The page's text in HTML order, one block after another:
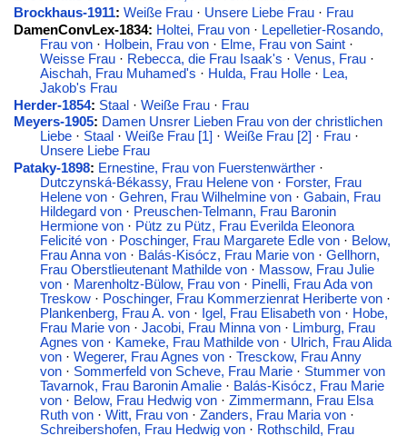
Brockhaus-1911: Weiße Frau· Unsere Liebe Frau· Frau
DamenConvLex-1834: Holtei, Frau von· Lepelletier-Rosando,
Frau von· Holbein, Frau von· Elme, Frau von Saint·
Weisse Frau· Rebecca, die Frau Isaak's · Venus, Frau·
Aischah, Frau Muhamed's · Hulda, Frau Holle· Lea,
Jakob's Frau
Herder-1854: Staal· Weiße Frau· Frau
Meyers-1905: Damen Unsrer Lieben Frau von der christlichen
Liebe· Staal · Weiße Frau [1] · Weiße Frau [2] · Frau·
Unsere Liebe Frau
Pataky-1898: Ernestine, Frau von Fuerstenwärther·
Dutczynská-Békassy, Frau Helene von· Forster, Frau
Helene von· Gehren, Frau Wilhelmine von· Gabain, Frau
Hildegard von· Preuschen-Telmann, Frau Baronin
Hermione von· Pütz zu Pütz, Frau Everilda Eleonora
Felicité von· Poschinger, Frau Margarete Edle von· Below,
Frau Anna von· Balás-Kisócz, Frau Marie von· Gellhorn,
Frau Oberstlieutenant Mathilde von· Massow, Frau Julie
von· Marenholtz-Bülow, Frau von· Pinelli, Frau Ada von
Treskow· Poschinger, Frau Kommerzienrat Heriberte von·
Plankenberg, Frau A. von· Igel, Frau Elisabeth von· Hobe,
Frau Marie von· Jacobi, Frau Minna von· Limburg, Frau
Agnes von· Kameke, Frau Mathilde von· Ulrich, Frau Alida
von· Wegerer, Frau Agnes von· Tresckow, Frau Anny
von· Sommerfeld von Scheve, Frau Marie· Stummer von
Tavarnok, Frau Baronin Amalie· Balás-Kisócz, Frau Marie
von· Below, Frau Hedwig von· Zimmermann, Frau Elsa
Ruth von· Witt, Frau von· Zanders, Frau Maria von·
Schreibershofen, Frau Hedwig von· Rothschild, Frau